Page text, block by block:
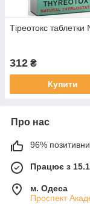
Тіреотокс
312 ₴
Купити
Про нас
96%
Працює з
м. Одеса
Проспект